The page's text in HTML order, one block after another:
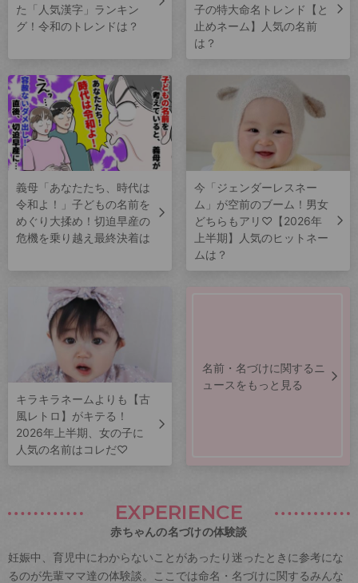
た「人気漢字」ランキン
グ！令和のトレンドは？
子の特大命名トレンド【と
止めネーム】人気の名前
は？
義母「あなたたち、時代は
令和よ！」子どもの名前を
めぐり大揉め！切迫早産の
危機を乗り越え最終決着は
今「ジェンダーレスネー
ム」が空前のブーム！男女
どちらもアリ♡【2026年
上半期】人気のヒットネー
ムは？
キラキラネームよりも【古
風レトロ】がキテる！
2026年上半期、女の子に
人気の名前はコレだ♡
名前・名づけに関するニ
ュースをもっと見る
EXPERIENCE
赤ちゃんの名づけの体験談
妊娠中、育児中にわからないことがあったり迷ったときに参考にな
るのが先輩ママ達の体験談。ここでは命名・名づけに関するみんな